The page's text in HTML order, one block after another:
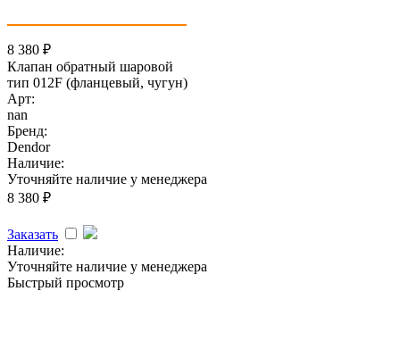
8 380 ₽
Клапан обратный шаровой
тип 012F (фланцевый, чугун)
Арт:
nan
Бренд:
Dendor
Наличие:
Уточняйте наличие у менеджера
8 380 ₽
Заказать
Наличие:
Уточняйте наличие у менеджера
Быстрый просмотр